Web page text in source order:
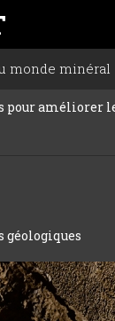
monde minéral
améliorer
géologiques